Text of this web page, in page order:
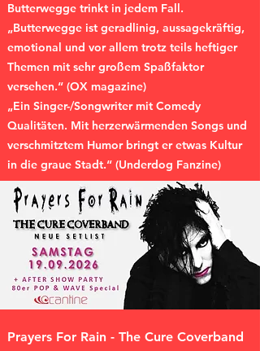
Butterwegge trinkt in jedem Fall.
„Butterwegge ist geradlinig, aussagekräftig,
emotional und vor allem trotz teils heftiger
Themen mit sehr großem Spaßfaktor
versehen.“ (OX magazine)
„Ein Singer-/Songwriter mit Comedy
Qualitäten. Mit herzerwärmenden Songs und
verschmitztem Humor bringt er etwas Kultur
in die graue Stadt.“ (Underdog Fanzine)
Prayers For Rain - The Cure Coverband